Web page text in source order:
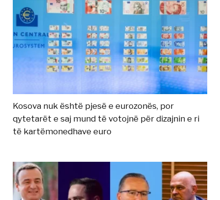
Kosova nuk është pjesë e eurozonës, por
qytetarët e saj mund të votojnë për dizajnin e ri
të kartëmonedhave euro